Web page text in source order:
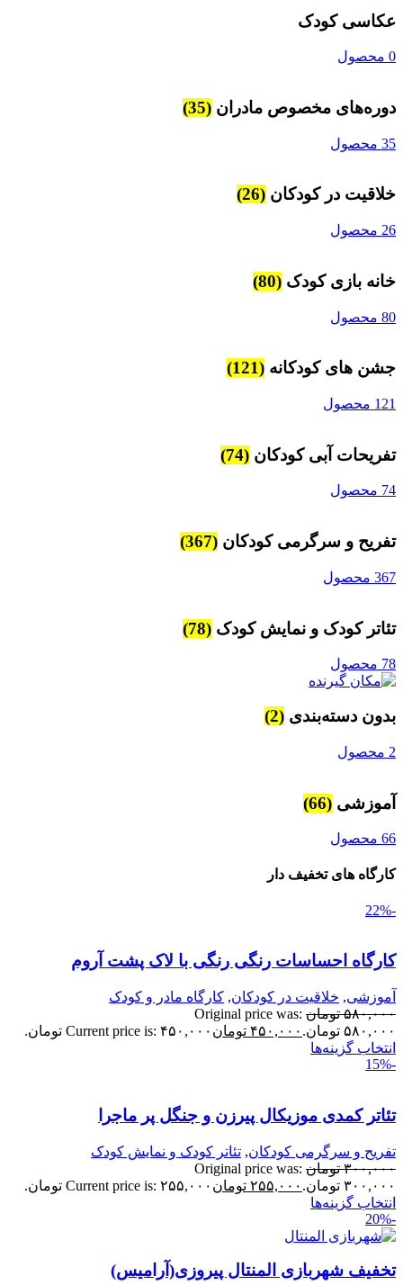
کودک
مخصوص مادران(35)
در کودکان(26)
بازی کودک(80)
های کودکانه(121)
محصول
آبی کودکان(74)
و سرگرمی کودکان(367)
محصول
کودک و نمایش کودک(78)
دسته‌بندی(2)
(66)
های تخفیف دار
احساسات رنگی رنگی با لاک پشت آروم
, خلاقیت در کودکان,کارگاه مادر و کودک
تومان Original price was:
تومان.
۴۵۰,۰۰۰ تومانCurrent price is: ۴۵۰,۰۰۰ تومان.
گزینه‌ها
کمدی موزیکال پیرزن و جنگل پر ماجرا
و سرگرمی کودکان,تئاتر کودک و نمایش کودک
تومان Original price was:
تومان.
۲۵۵,۰۰۰ تومانCurrent price is: ۲۵۵,۰۰۰ تومان.
گزینه‌ها
شهربازی المنتال پیروزی(آرامیس)